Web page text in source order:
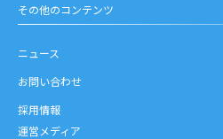
その他のコンテンツ
ニュース
お問い合わせ
採用情報
運営メディア